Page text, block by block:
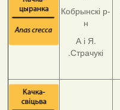
Кобрынскі р-
н
А і Я.
.Страчукі